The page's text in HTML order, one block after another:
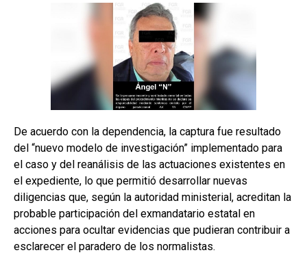
De acuerdo con la dependencia, la captura fue resultado
del “nuevo modelo de investigación” implementado para
el caso y del reanálisis de las actuaciones existentes en
el expediente, lo que permitió desarrollar nuevas
diligencias que, según la autoridad ministerial, acreditan la
probable participación del exmandatario estatal en
acciones para ocultar evidencias que pudieran contribuir a
esclarecer el paradero de los normalistas.